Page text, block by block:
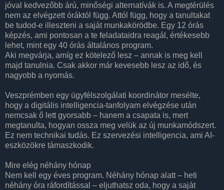
jóval kedvezőbb árú, minőségi alternatívák is. A megtérülés
nem az elvégzett óráktól függ. Attól függ, hogy a tanultakat
be tudod-e illeszteni a saját munkakörödbe. Egy 12 órás
képzés, ami pontosan a te feladataidra reagál, értékesebb
lehet, mint egy 40 órás általános program.
Aki megvárja, amíg ez kötelező lesz – annak is meg kell
majd tanulnia. Csak akkor már kevesebb lesz az idő, és
nagyobb a nyomás.
Veszprémben egy ügyfélszolgálati koordinátor mesélte,
hogy a digitális intelligencia-tanfolyam elvégzése után
nemcsak ő lett gyorsabb – hanem a csapata is, mert
megtanulta, hogyan ossza meg velük az új munkamódszert.
Ez nem technikai tudás. Ez szervezési intelligencia, ami AI-
eszközökre támaszkodik.
Mire elég néhány hónap
Nem kell egy éves program. Néhány hónap alatt – heti
néhány óra ráfordítással – eljuthatsz oda, hogy a saját